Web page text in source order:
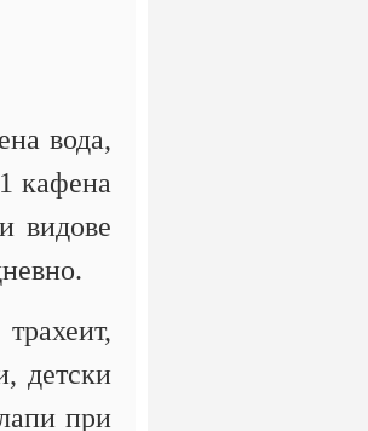
вода,
кафена
видове
детски
при